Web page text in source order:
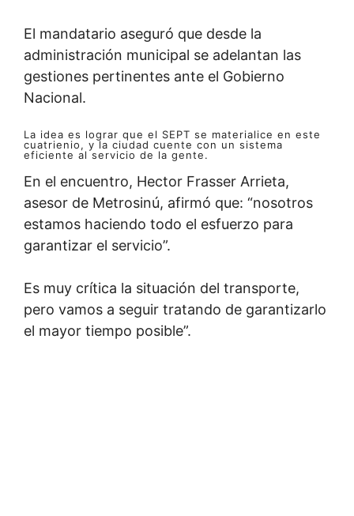
El mandatario aseguró que desde la
administración municipal se adelantan las
gestiones pertinentes ante el Gobierno
Nacional.
La idea es lograr que el SEPT se materialice en este
cuatrienio, y la ciudad cuente con un sistema
eficiente al servicio de la gente.
En el encuentro, Hector Frasser Arrieta,
asesor de Metrosinú, afirmó que: “nosotros
estamos haciendo todo el esfuerzo para
garantizar el servicio”.
Es muy crítica la situación del transporte,
pero vamos a seguir tratando de garantizarlo
el mayor tiempo posible”.